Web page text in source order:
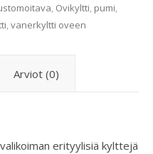
Ovikyltti pumi
vanerkyltti oveen
Arviot (0)
erityylisiä kylttejä